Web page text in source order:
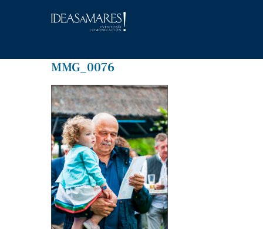
MMG_0076